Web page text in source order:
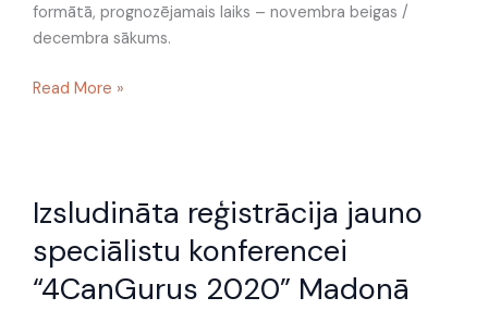
formātā, prognozējamais laiks – novembra beigas /
decembra sākums.
Read More »
Izsludināta reģistrācija jauno
speciālistu konferencei
“4CanGurus 2020” Madonā
reģistrācija
speciālistu
konferencei